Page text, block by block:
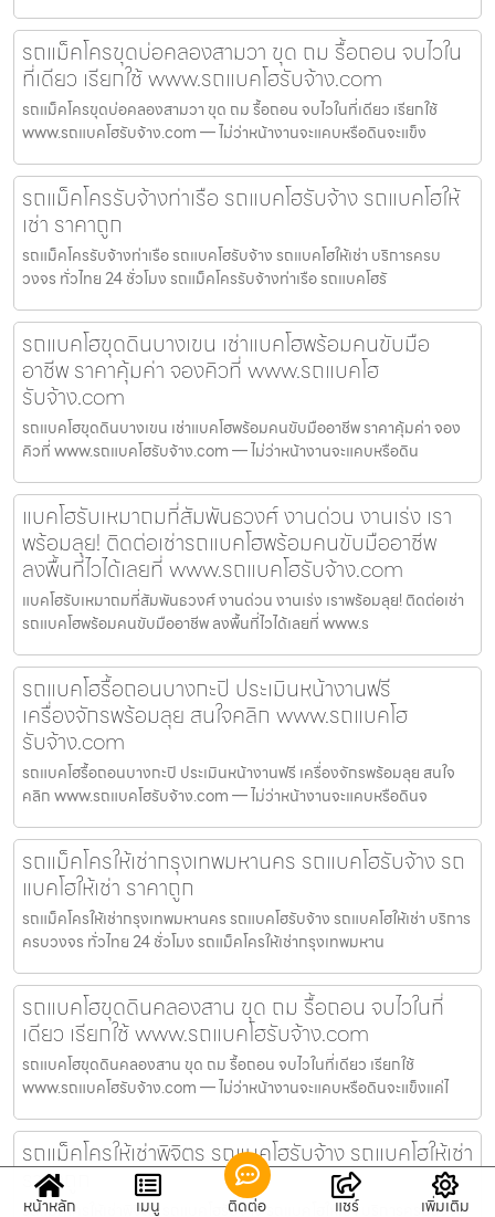
รถแม็คโครขุดบ่อคลองสามวา ขุด ถม รื้อถอน จบไวใน
ที่เดียว เรียกใช้ www.รถแบคโฮรับจ้าง.com
รถแม็คโครขุดบ่อคลองสามวา ขุด ถม รื้อถอน จบไวในที่เดียว เรียกใช้
www.รถแบคโฮรับจ้าง.com — ไม่ว่าหน้างานจะแคบหรือดินจะแข็ง
รถแม็คโครรับจ้างท่าเรือ รถแบคโฮรับจ้าง รถแบคโฮให้
เช่า ราคาถูก
รถแม็คโครรับจ้างท่าเรือ รถแบคโฮรับจ้าง รถแบคโฮให้เช่า บริการครบ
วงจร ทั่วไทย 24 ชั่วโมง รถแม็คโครรับจ้างท่าเรือ รถแบคโฮรั
รถแบคโฮขุดดินบางเขน เช่าแบคโฮพร้อมคนขับมือ
อาชีพ ราคาคุ้มค่า จองคิวที่ www.รถแบคโฮ
รับจ้าง.com
รถแบคโฮขุดดินบางเขน เช่าแบคโฮพร้อมคนขับมืออาชีพ ราคาคุ้มค่า จอง
คิวที่ www.รถแบคโฮรับจ้าง.com — ไม่ว่าหน้างานจะแคบหรือดิน
แบคโฮรับเหมาถมที่สัมพันธวงศ์ งานด่วน งานเร่ง เรา
พร้อมลุย! ติดต่อเช่ารถแบคโฮพร้อมคนขับมืออาชีพ
ลงพื้นที่ไวได้เลยที่ www.รถแบคโฮรับจ้าง.com
แบคโฮรับเหมาถมที่สัมพันธวงศ์ งานด่วน งานเร่ง เราพร้อมลุย! ติดต่อเช่า
รถแบคโฮพร้อมคนขับมืออาชีพ ลงพื้นที่ไวได้เลยที่ www.ร
รถแบคโฮรื้อถอนบางกะปิ ประเมินหน้างานฟรี
เครื่องจักรพร้อมลุย สนใจคลิก www.รถแบคโฮ
รับจ้าง.com
รถแบคโฮรื้อถอนบางกะปิ ประเมินหน้างานฟรี เครื่องจักรพร้อมลุย สนใจ
คลิก www.รถแบคโฮรับจ้าง.com — ไม่ว่าหน้างานจะแคบหรือดินจ
รถแม็คโครให้เช่ากรุงเทพมหานคร รถแบคโฮรับจ้าง รถ
แบคโฮให้เช่า ราคาถูก
รถแม็คโครให้เช่ากรุงเทพมหานคร รถแบคโฮรับจ้าง รถแบคโฮให้เช่า บริการ
ครบวงจร ทั่วไทย 24 ชั่วโมง รถแม็คโครให้เช่ากรุงเทพมหาน
รถแบคโฮขุดดินคลองสาน ขุด ถม รื้อถอน จบไวในที่
เดียว เรียกใช้ www.รถแบคโฮรับจ้าง.com
รถแบคโฮขุดดินคลองสาน ขุด ถม รื้อถอน จบไวในที่เดียว เรียกใช้
www.รถแบคโฮรับจ้าง.com — ไม่ว่าหน้างานจะแคบหรือดินจะแข็งแค่ไ
รถแม็คโครให้เช่าพิจิตร รถแบคโฮรับจ้าง รถแบคโฮให้เช่า
ราคาถูก
รถแม็คโครให้เช่าพิจิตร รถแบคโฮรับจ้าง รถแบคโฮให้เช่า บริการครบวงจร
หน้าหลัก เมนู ติดต่อ แชร์ เพิ่มเติม